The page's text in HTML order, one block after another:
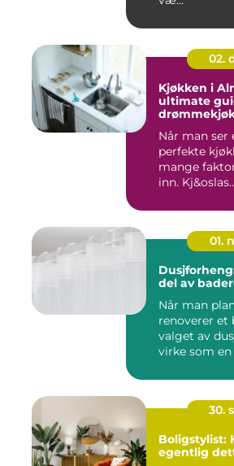
02.
Kjøkken i
ultimate
Når man ser
perfekte
mange
inn.
01.
del av
Når man
renoverer et
valget av
virke som en
30.
Boligstylist:
egentlig